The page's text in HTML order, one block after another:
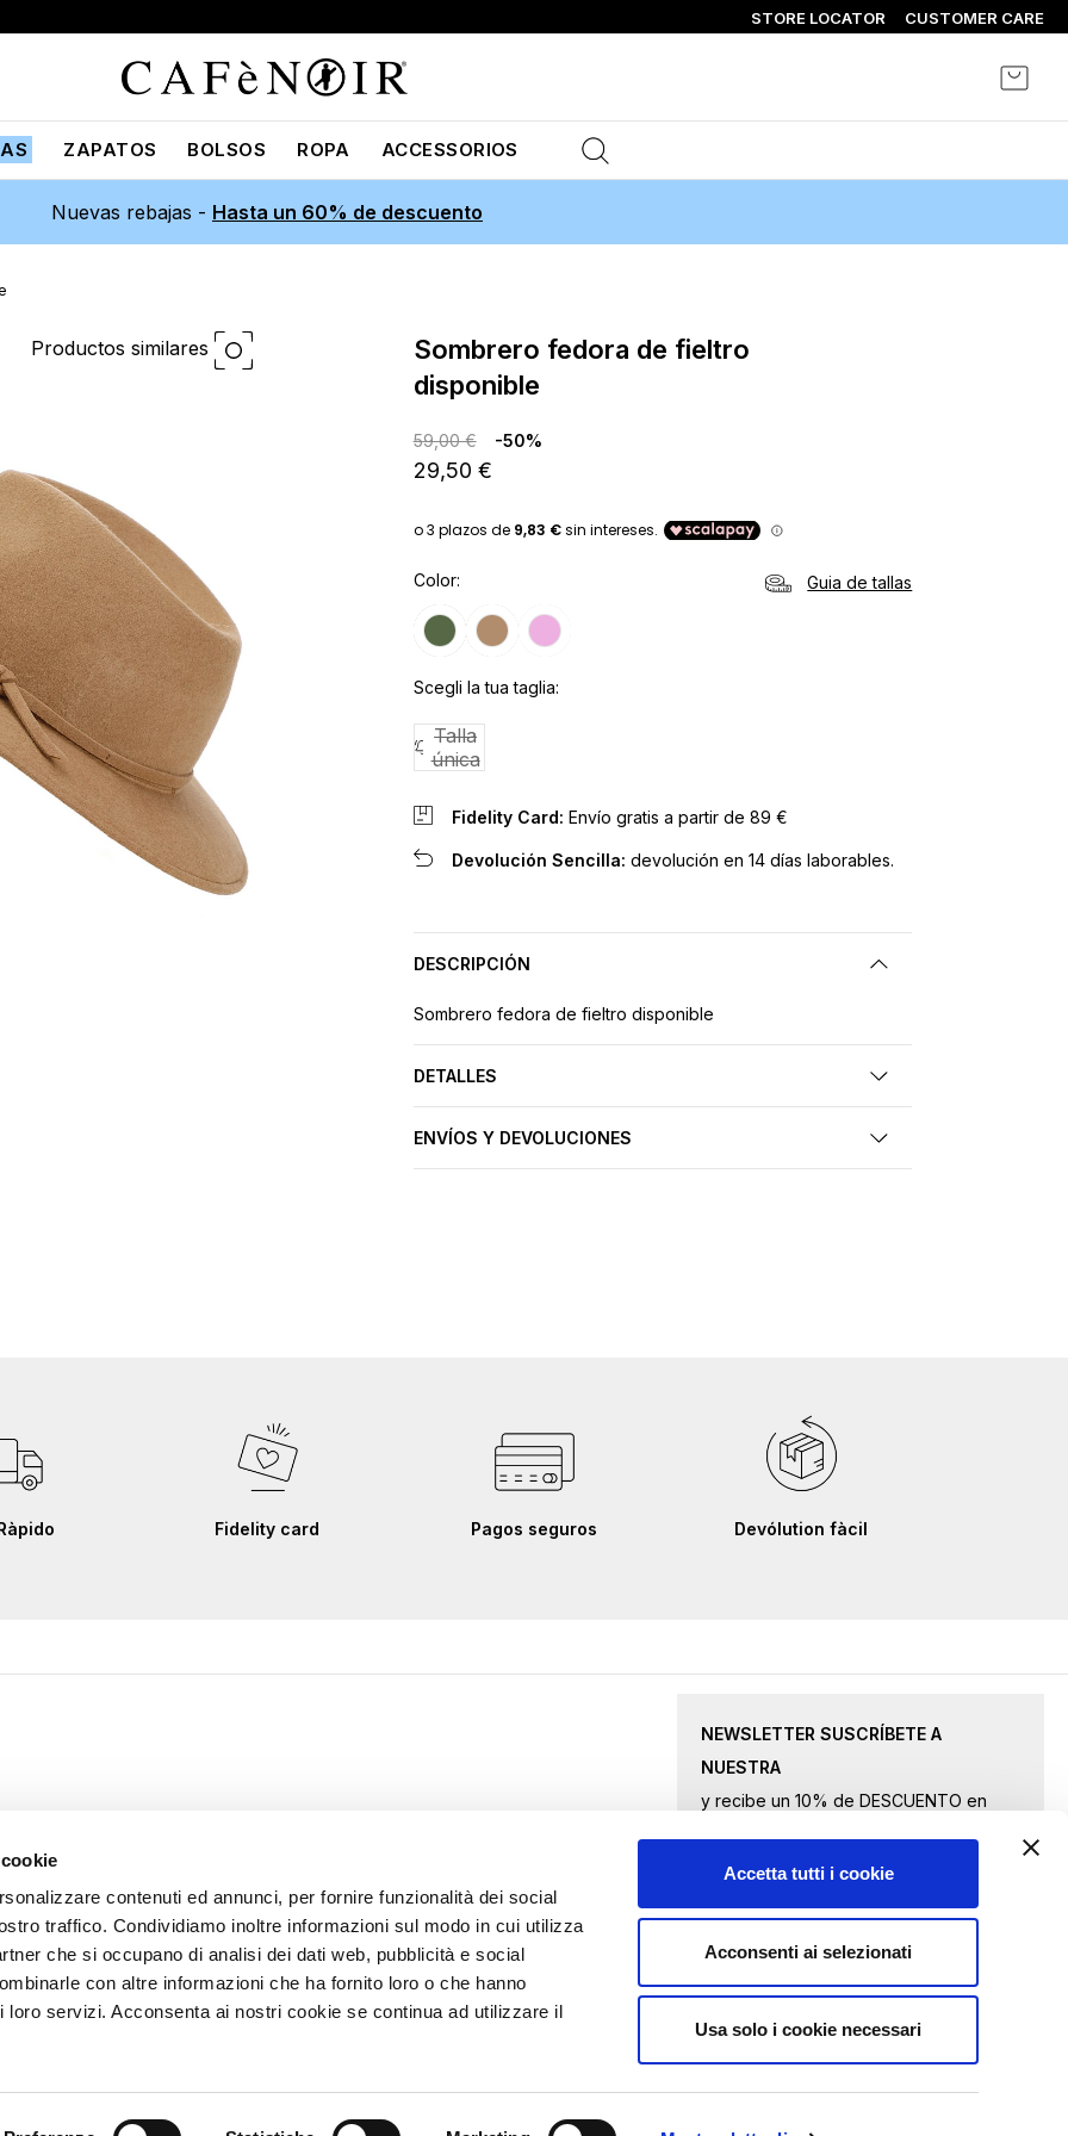
contenuti ed annunci, per fornire funzionalità dei social
traffico. Condividiamo inoltre informazioni sul modo in cui utilizza
che si occupano di analisi dei dati web, pubblicità e social
con altre informazioni che ha fornito loro o che hanno
loro servizi. Acconsenta ai nostri cookie se continua ad utilizzare il
Accetta tutti i cookie
Acconsenti ai selezionati
Usa solo i cookie necessari
STORE LOCATOR CUSTOMER CARE
Mi
ZAPATOS BOLSOS ROPA ACCESSORIOS
Nuevas rebajas - Hasta un 60% de descuento
Productos similares
sombrero fedora de fieltro
disponible
59,00 € -50%
29,50 €
Color
Scegli la tua taglia
Talla
única
Guia de tallas
Fidelity Card: Envío gratis a partir de 89 €
Devolución Sencilla: devolución en 14 días laborables.
DESCRIPCIÓN
Sombrero fedora de fieltro disponible
DETALLES
ENVÍOS Y DEVOLUCIONES
Fidelity card Pagos seguros Devólution fàcil
NEWSLETTER SUSCRÍBETE A
NUESTRA
y recibe un 10% de DESCUENTO en
a
nuestro
boletín
de
ENVIAR CONSULTA